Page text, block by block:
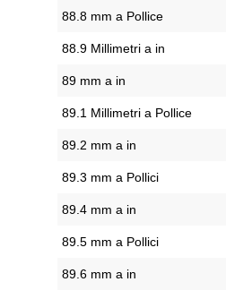
88.8 mm a Pollice
88.9 Millimetri a in
89 mm a in
89.1 Millimetri a Pollice
89.2 mm a in
89.3 mm a Pollici
89.4 mm a in
89.5 mm a Pollici
89.6 mm a in